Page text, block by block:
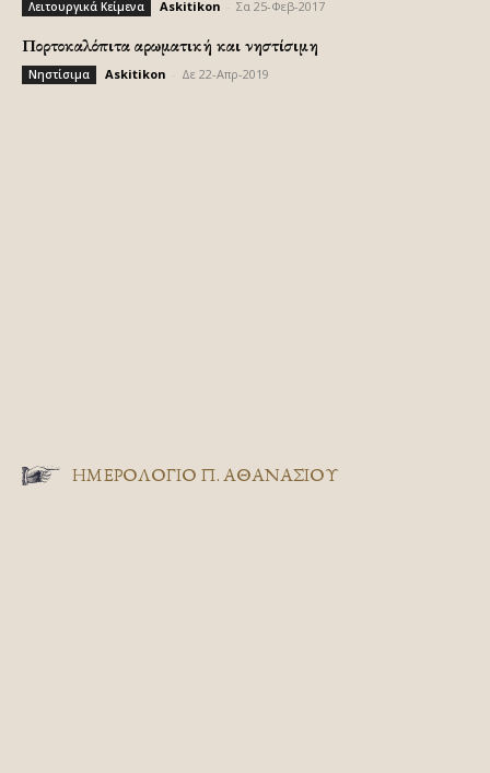
Λειτουργικά Κείμενα Askitikon Σα 25-Φεβ-2017
Πορτοκαλόπιτα αρωματική και νηστίσιμη
Νηστίσιμα Askitikon Δε 22-Απρ-2019
ΗΜΕΡΟΛΟΓΙΟ Π. ΑΘΑΝΑΣΙΟΥ